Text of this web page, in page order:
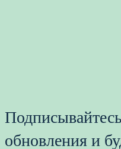
обновления и